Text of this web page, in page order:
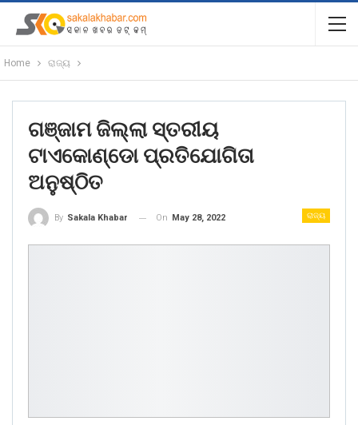
Home ରାଜ୍ୟ
ଗଞ୍ଜାମ ଜିଲ୍ଲା ସ୍ତରୀୟ
ଟାଏକୋଣ୍ଡୋ ପ୍ରତିଯୋଗିତା
ଅନୁଷ୍ଠିତ
ରାଜ୍ୟ
By Sakala Khabar On May 28, 2022